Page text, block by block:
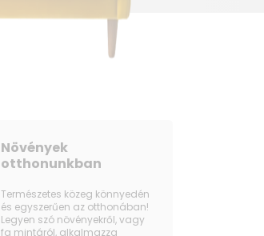
Növények
otthonunkban
Természetes közeg könnyedén
és egyszerűen az otthonában!
Legyen szó növényekről, vagy
fa mintáról, alkalmazza